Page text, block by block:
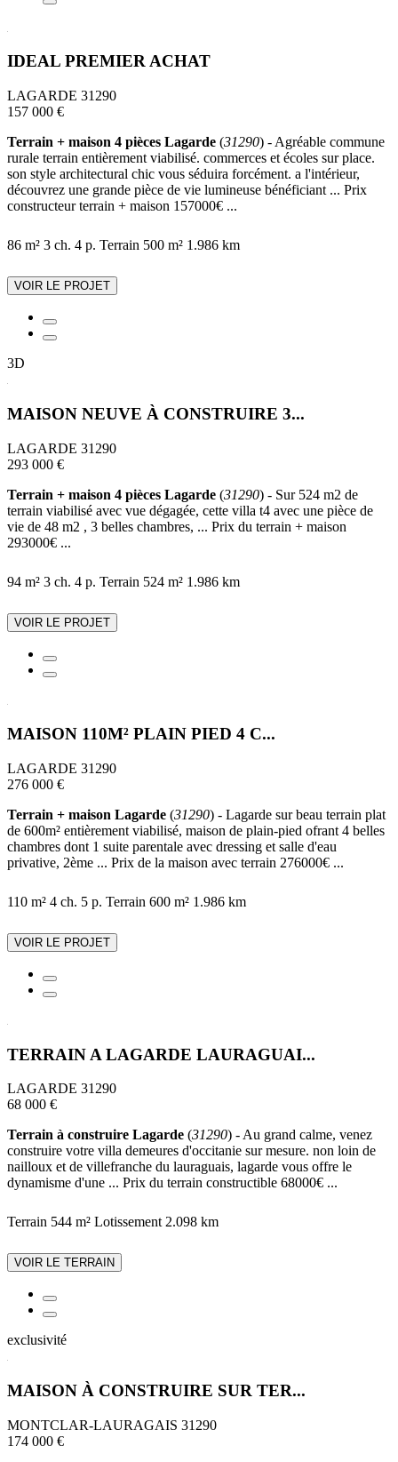
IDEAL PREMIER ACHAT
LAGARDE 31290
157 000 €
Terrain + maison 4 pièces Lagarde (31290) - Agréable commune
rurale terrain entièrement viabilisé. commerces et écoles sur place.
son style architectural chic vous séduira forcément. a l'intérieur,
découvrez une grande pièce de vie lumineuse bénéficiant ... Prix
constructeur terrain + maison 157000€ ...
86 m² 3 ch. 4 p. Terrain 500 m² 1.986 km
VOIR LE PROJET
3D
MAISON NEUVE À CONSTRUIRE 3...
LAGARDE 31290
293 000 €
Terrain + maison 4 pièces Lagarde (31290) - Sur 524 m2 de
terrain viabilisé avec vue dégagée, cette villa t4 avec une pièce de
vie de 48 m2 , 3 belles chambres, ... Prix du terrain + maison
293000€ ...
94 m² 3 ch. 4 p. Terrain 524 m² 1.986 km
VOIR LE PROJET
MAISON 110M² PLAIN PIED 4 C...
LAGARDE 31290
276 000 €
Terrain + maison Lagarde (31290) - Lagarde sur beau terrain plat
de 600m² entièrement viabilisé, maison de plain-pied ofrant 4 belles
chambres dont 1 suite parentale avec dressing et salle d'eau
privative, 2ème ... Prix de la maison avec terrain 276000€ ...
110 m² 4 ch. 5 p. Terrain 600 m² 1.986 km
VOIR LE PROJET
TERRAIN A LAGARDE LAURAGUAI...
LAGARDE 31290
68 000 €
Terrain à construire Lagarde (31290) - Au grand calme, venez
construire votre villa demeures d'occitanie sur mesure. non loin de
nailloux et de villefranche du lauraguais, lagarde vous offre le
dynamisme d'une ... Prix du terrain constructible 68000€ ...
Terrain 544 m² Lotissement 2.098 km
VOIR LE TERRAIN
exclusivité
MAISON À CONSTRUIRE SUR TER...
MONTCLAR-LAURAGAIS 31290
174 000 €